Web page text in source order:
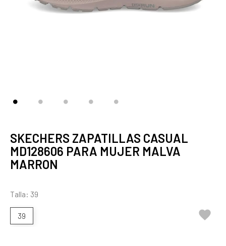
SKECHERS ZAPATILLAS CASUAL
MD128606 PARA MUJER MALVA
MARRON
Talla: 39
39 